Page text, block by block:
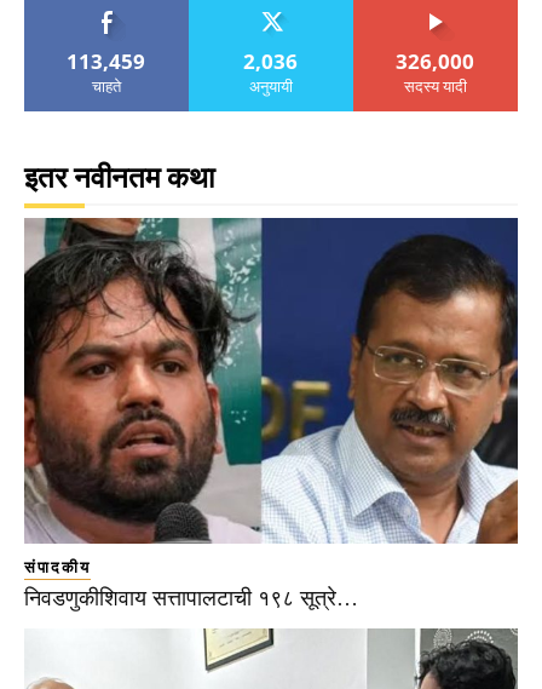
113,459
चाहते
2,036
अनुयायी
326,000
सदस्य यादी
इतर नवीनतम कथा
संपादकीय
निवडणुकीशिवाय सत्तापालटाची १९८ सूत्रे…